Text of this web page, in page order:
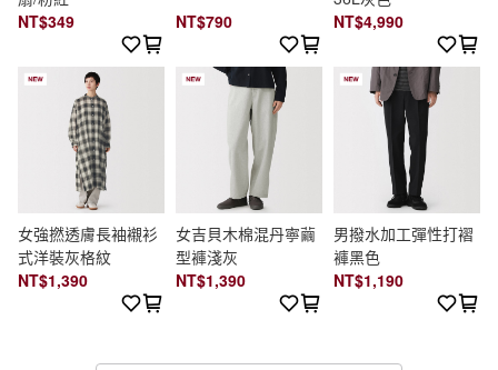
NT$349
NT$790
NT$4,990
女強撚透膚長袖襯衫
式洋裝灰格紋
NT$1,390
女吉貝木棉混丹寧繭
型褲淺灰
NT$1,390
男撥水加工彈性打褶
褲黑色
NT$1,190